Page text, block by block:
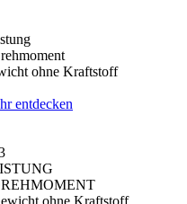
ohne Kraftstoff
entdecken